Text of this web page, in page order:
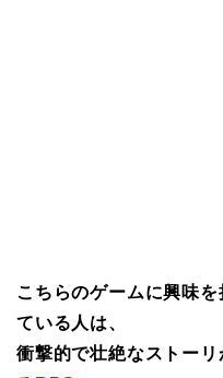
こちらのゲームに興味
ている人は、
衝撃的で壮絶なストーリ